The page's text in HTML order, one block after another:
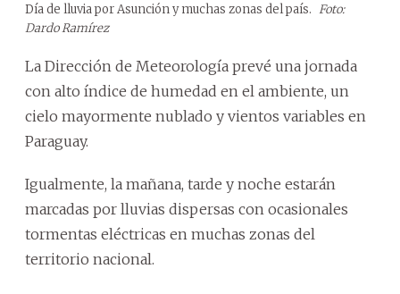
Día de lluvia por Asunción y muchas zonas del país. Foto:
Dardo Ramírez
La Dirección de Meteorología prevé una jornada
con alto índice de humedad en el ambiente, un
cielo mayormente nublado y vientos variables en
Paraguay.
Igualmente, la mañana, tarde y noche estarán
marcadas por lluvias dispersas con ocasionales
tormentas eléctricas en muchas zonas del
territorio nacional.